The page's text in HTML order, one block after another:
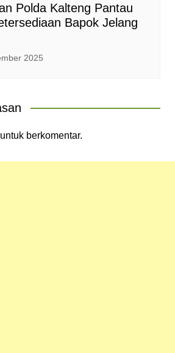
Polda Kalteng Pantau
Bapok Jelang
2025
berkomentar.